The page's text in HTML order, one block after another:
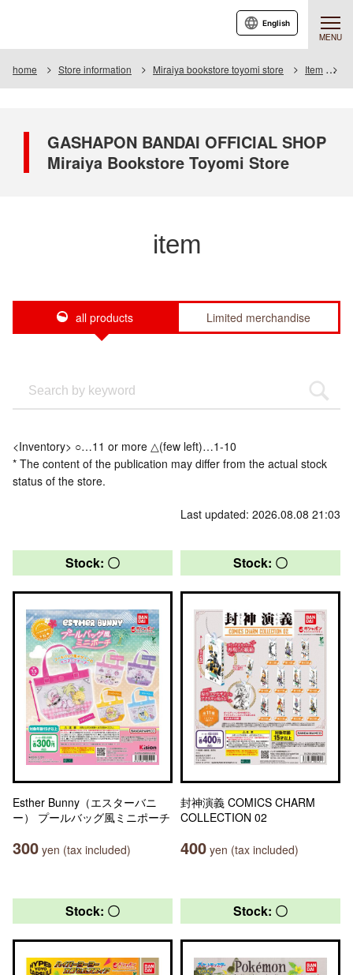
MENU
English
home Store information Miraiya bookstore toyomi store Item
GASHAPON BANDAI OFFICIAL SHOP
Miraiya Bookstore Toyomi Store
item
all products Limited merchandise
<Inventory> ○…11 or more △(few left)…1-10
* The content of the publication may differ from the actual stock
status of the store.
Last updated: 2026.08.08 21:03
Stock: 〇
Esther Bunny（エスターバニ
ー） プールバッグ風ミニポーチ
300 yen (tax included)
Stock: 〇
封神演義 COMICS CHARM
COLLECTION 02
400 yen (tax included)
Stock: 〇 Stock: 〇